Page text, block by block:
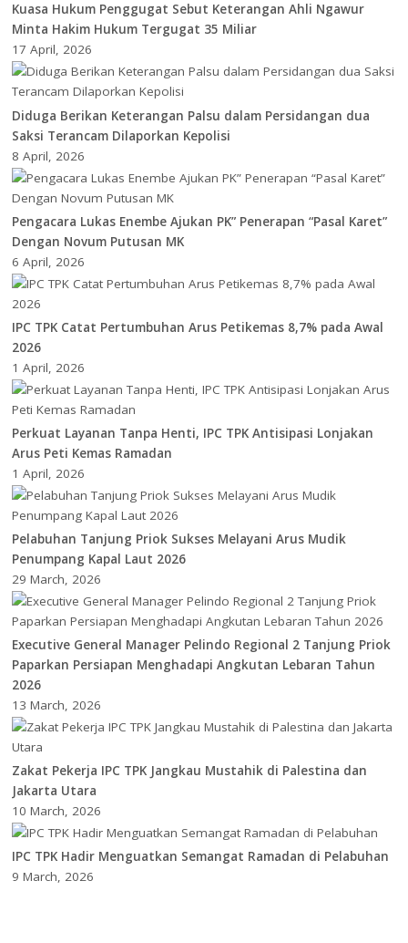
Kuasa Hukum Penggugat Sebut Keterangan Ahli Ngawur
Minta Hakim Hukum Tergugat 35 Miliar
17 April, 2026
Diduga Berikan Keterangan Palsu dalam Persidangan dua
Saksi Terancam Dilaporkan Kepolisi
8 April, 2026
Pengacara Lukas Enembe Ajukan PK” Penerapan “Pasal Karet”
Dengan Novum Putusan MK
6 April, 2026
IPC TPK Catat Pertumbuhan Arus Petikemas 8,7% pada Awal
2026
1 April, 2026
Perkuat Layanan Tanpa Henti, IPC TPK Antisipasi Lonjakan
Arus Peti Kemas Ramadan
1 April, 2026
Pelabuhan Tanjung Priok Sukses Melayani Arus Mudik
Penumpang Kapal Laut 2026
29 March, 2026
Executive General Manager Pelindo Regional 2 Tanjung Priok
Paparkan Persiapan Menghadapi Angkutan Lebaran Tahun
2026
13 March, 2026
Zakat Pekerja IPC TPK Jangkau Mustahik di Palestina dan
Jakarta Utara
10 March, 2026
IPC TPK Hadir Menguatkan Semangat Ramadan di Pelabuhan
9 March, 2026